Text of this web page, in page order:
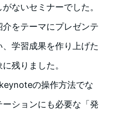
ないセミナーでした。
をテーマにプレゼンテ
学習成果を作り上げた
残りました。
の操作方法でな
ションにも必要な「発